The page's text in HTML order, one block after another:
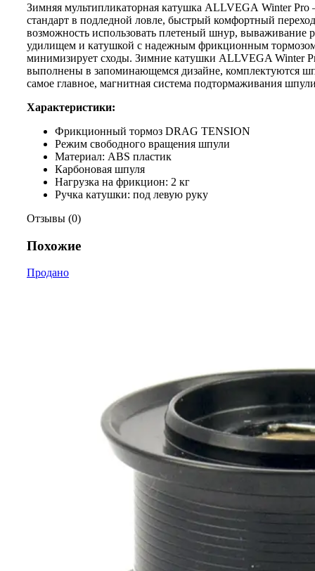
Зимняя мультипликаторная катушка ALLVEGA Winter
стандарт в подледной ловле, быстрый комфортный
возможность использовать плетеный шнур, вываживание
удилищем и катушкой с надежным фрикционным
минимизирует сходы. Зимние катушки ALLVEGA Winter
выполнены в запоминающемся дизайне, комплектуются
самое главное, магнитная система подтормаживания
Характеристики:
Фрикционный тормоз DRAG TENSION
Режим свободного вращения шпули
Материал: ABS пластик
Карбоновая шпуля
Нагрузка на фрикцион: 2 кг
Ручка катушки: под левую руку
Отзывы (0)
Похожие
Продано